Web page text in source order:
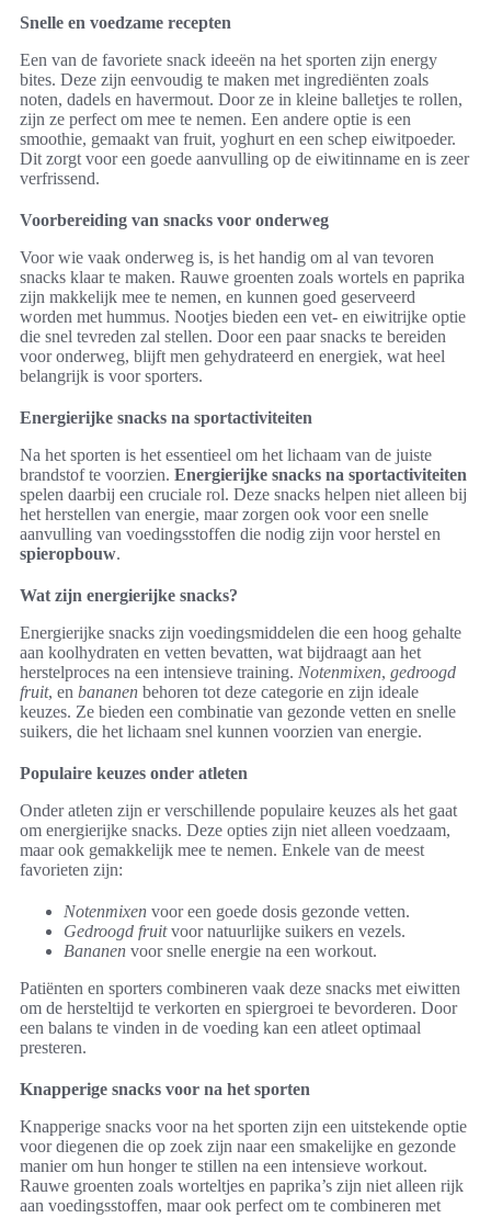
Snelle en voedzame recepten
Een van de favoriete snack ideeën na het sporten zijn energy
bites. Deze zijn eenvoudig te maken met ingrediënten zoals
noten, dadels en havermout. Door ze in kleine balletjes te rollen,
zijn ze perfect om mee te nemen. Een andere optie is een
smoothie, gemaakt van fruit, yoghurt en een schep eiwitpoeder.
Dit zorgt voor een goede aanvulling op de eiwitinname en is zeer
verfrissend.
Voorbereiding van snacks voor onderweg
Voor wie vaak onderweg is, is het handig om al van tevoren
snacks klaar te maken. Rauwe groenten zoals wortels en paprika
zijn makkelijk mee te nemen, en kunnen goed geserveerd
worden met hummus. Nootjes bieden een vet- en eiwitrijke optie
die snel tevreden zal stellen. Door een paar snacks te bereiden
voor onderweg, blijft men gehydrateerd en energiek, wat heel
belangrijk is voor sporters.
Energierijke snacks na sportactiviteiten
Na het sporten is het essentieel om het lichaam van de juiste
brandstof te voorzien. Energierijke snacks na sportactiviteiten
spelen daarbij een cruciale rol. Deze snacks helpen niet alleen bij
het herstellen van energie, maar zorgen ook voor een snelle
aanvulling van voedingsstoffen die nodig zijn voor herstel en
spieropbouw.
Wat zijn energierijke snacks?
Energierijke snacks zijn voedingsmiddelen die een hoog gehalte
aan koolhydraten en vetten bevatten, wat bijdraagt aan het
herstelproces na een intensieve training. Notenmixen, gedroogd
fruit, en bananen behoren tot deze categorie en zijn ideale
keuzes. Ze bieden een combinatie van gezonde vetten en snelle
suikers, die het lichaam snel kunnen voorzien van energie.
Populaire keuzes onder atleten
Onder atleten zijn er verschillende populaire keuzes als het gaat
om energierijke snacks. Deze opties zijn niet alleen voedzaam,
maar ook gemakkelijk mee te nemen. Enkele van de meest
favorieten zijn:
Notenmixen voor een goede dosis gezonde vetten.
Gedroogd fruitvoor natuurlijke suikers en vezels.
Bananen voor snelle energie na een workout.
Patiënten en sporters combineren vaak deze snacks met eiwitten
om de hersteltijd te verkorten en spiergroei te bevorderen. Door
een balans te vinden in de voeding kan een atleet optimaal
presteren.
Knapperige snacks voor na het sporten
Knapperige snacks voor na het sporten zijn een uitstekende optie
voor diegenen die op zoek zijn naar een smakelijke en gezonde
manier om hun honger te stillen na een intensieve workout.
Rauwe groenten zoals worteltjes en paprika’s zijn niet alleen rijk
aan voedingsstoffen, maar ook perfect om te combineren met